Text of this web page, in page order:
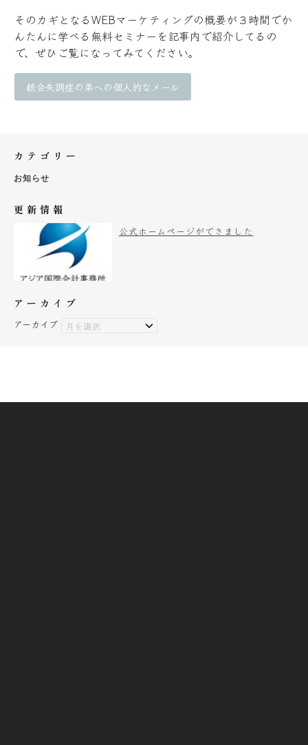
そのカギとなるWEBマーケティングの概要が３時間でか
んたんに学べる無料セミナーを記事内で紹介してるの
で、ぜひご覧になってみてください。
統合失調症の弟への個人的なメール
カテゴリー
お知らせ
更新情報
公式ホームページができました
アーカイブ
アーカイブ 月を選択